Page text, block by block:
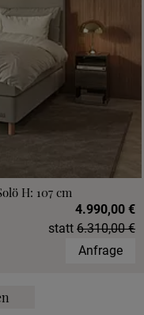
H: 107 cm
4.990,00 €
statt 6.310,00 €
Anfrage